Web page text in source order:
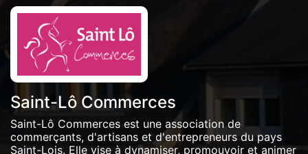
Saint-Lô Commerces
Saint-Lô Commerces est une association de
commerçants, d'artisans et d'entrepreneurs du pays
Saint-Lois. Elle vise à dynamiser, promouvoir et animer